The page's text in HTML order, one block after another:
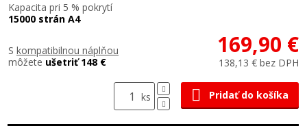
Kapacita pri 5 % pokrytí
15000 strán A4
S kompatibilnou náplňou
môžete ušetriť 148 €
169,90 €
138,13 € bez DPH
ks Pridať do košíka